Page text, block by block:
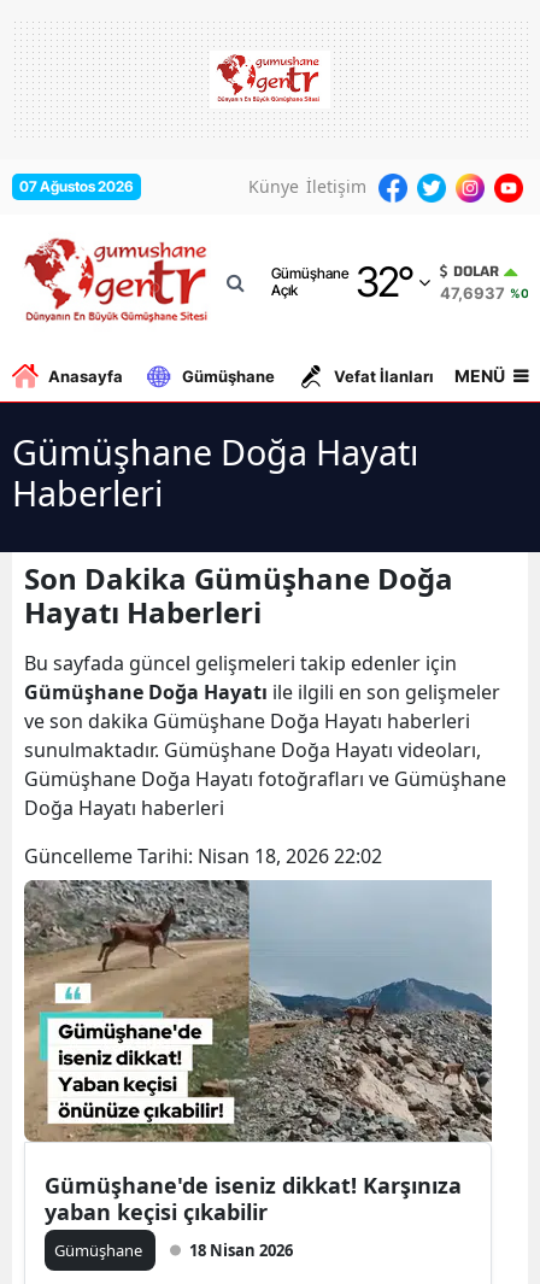
07 Ağustos 2026 Künye İletişim
Gümüşhane
Açık
32°
Adana
Adıyaman
Afyonkarahisar
Amasya
Antalya
Aydın
Bilecik
Bitlis
Bolu
Burdur
Çanakkale
Denizli
Diyarbakır
Edirne
DOLAR
47,6937
Anasayfa Gümüşhane Vefat İlanları MENÜ
Gümüşhane Doğa Hayatı
Haberleri
Son Dakika Gümüşhane Doğa
Hayatı Haberleri
Bu sayfada güncel gelişmeleri takip edenler için
Gümüşhane Doğa Hayatı ile ilgili en son gelişmeler
ve son dakika Gümüşhane Doğa Hayatı haberleri
sunulmaktadır. Gümüşhane Doğa Hayatı videoları,
Gümüşhane Doğa Hayatı fotoğrafları ve Gümüşhane
Doğa Hayatı haberleri
Güncelleme Tarihi: Nisan 18, 2026 22:02
Gümüşhane'de iseniz dikkat! Karşınıza
yaban keçisi çıkabilir
Gümüşhane 18 Nisan 2026